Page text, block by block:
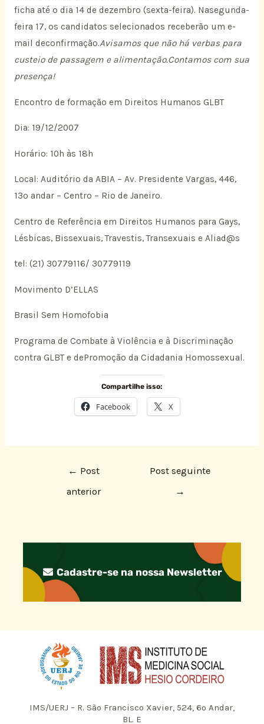
ficha até o dia 14 de dezembro (sexta-feira). Nasegunda-
feira 17, os candidatos selecionados receberão um e-
mail deconfirmação.Avisamos que não há verbas para
custeio de passagem e alimentação.Contamos com sua
presença!
Encontro de formação em Direitos Humanos GLBT
Dia: 19/12/2007
Horário: 10h às 18h
Local: Auditório da ABIA – Av. Presidente Vargas, 446,
13º andar – Centro – Rio de Janeiro.
Centro de Referência em Direitos Humanos para Gays,
Lésbicas, Bissexuais, Travestis, Transexuais e Aliad@s
tel: (21) 30779116/ 30779119
Movimento D’ELLAS
Brasil Sem Homofobia
Programa de Combate à Violência e à Discriminação
contra GLBT e dePromoção da Cidadania Homossexual.
Compartilhe isso:
Facebook X
← Post
anterior
Post seguinte
→
Cadastre-se na nossa Newsletter
IMS/UERJ – R. São Francisco Xavier, 524, 6º Andar,
BL. E